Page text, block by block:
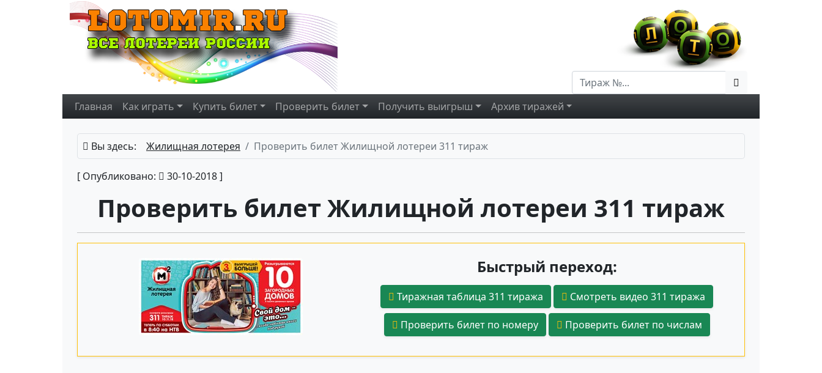
Главная Как играть Купить билет Проверить билет Получить выигрыш Архивтиражей
Вы здесь: Жилищная лотерея Проверить билет Жилищной лотереи 311 тираж
[ Опубликовано: 30-10-2018 ]
Проверить билет Жилищной лотереи 311 тираж
Быстрый переход:
Тиражная таблица 311 тиража Смотреть видео 311 тиража
Проверить билет по номеру Проверить билет по числам